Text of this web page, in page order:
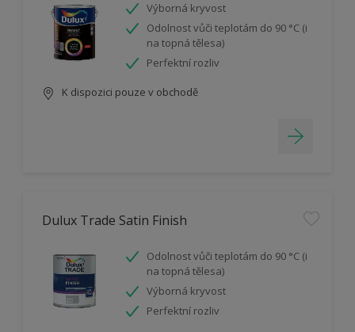
Výborná kryvost
Odolnost vůči teplotám do 90 °C (i
na topná tělesa)
Perfektní rozliv
K dispozici pouze v obchodě
Dulux Trade Satin Finish
Odolnost vůči teplotám do 90 °C (i
na topná tělesa)
Výborná kryvost
Perfektní rozliv